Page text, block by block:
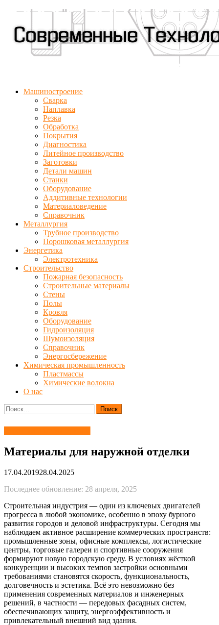
Машиностроение
Сварка
Наплавка
Резка
Обработка
Покрытия
Диагностика
Литейное производство
Заготовки
Детали машин
Станки
Оборудование
Аддитивные технологии
Материаловедение
Справочник
Металлургия
Трубное производство
Порошковая металлургия
Энергетика
Электротехника
Строительство
Пожарная безопасность
Строительные материалы
Стены
Полы
Кровля
Оборудование
Гидроизоляция
Шумоизоляция
Справочник
Энергосбережение
Химическая промышленность
Пластмассы
Химические волокна
О нас
Найти:
Материалы для наружной отделки
17.04.201928.04.2025
Последнее обновление: 28 апреля, 2025
Строительная индустрия — один из ключевых двигателей
прогресса в любой экономике, особенно в эпоху бурного
развития городов и деловой инфраструктуры. Сегодня мы
наблюдаем активное расширение коммерческих пространств:
промышленные зоны, офисные комплексы, логистические
центры, торговые галереи и спортивные сооружения
формируют новую городскую среду. В условиях жёсткой
конкуренции и высоких темпов застройки основными
требованиями становятся скорость, функциональность,
долговечность и эстетика. Всё это невозможно без
применения современных материалов и инженерных
решений, в частности — передовых фасадных систем,
обеспечивающих защиту, энергоэффективность и
привлекательный внешний вид здания.